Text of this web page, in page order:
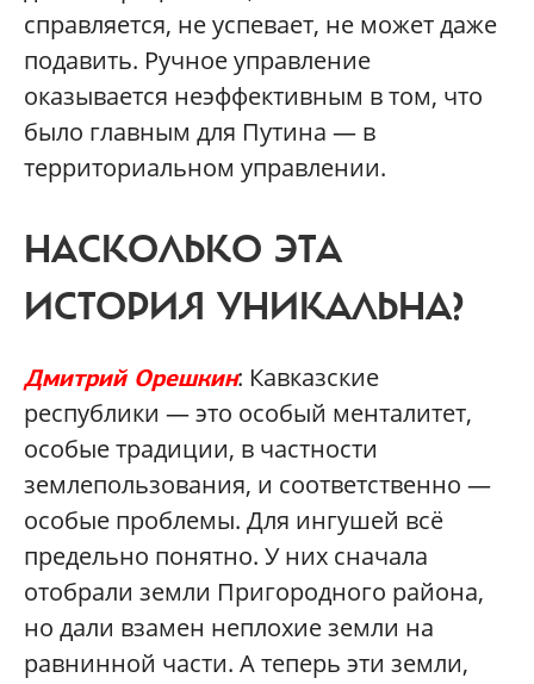
справляется, не успевает, не может даже
подавить. Ручное управление
оказывается неэффективным в том, что
было главным для Путина — в
территориальном управлении.
НАСКОЛЬКО ЭТА
ИСТОРИЯ УНИКАЛЬНА?
Дмитрий Орешкин: Кавказские
республики — это особый менталитет,
особые традиции, в частности
землепользования, и соответственно —
особые проблемы. Для ингушей всё
предельно понятно. У них сначала
отобрали земли Пригородного района,
но дали взамен неплохие земли на
равнинной части. А теперь эти земли,